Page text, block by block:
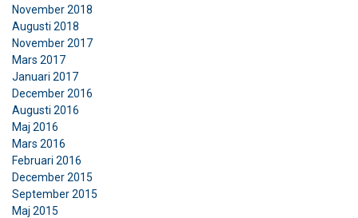
November 2018
Augusti 2018
November 2017
Mars 2017
Januari 2017
December 2016
Augusti 2016
Maj 2016
Mars 2016
Februari 2016
December 2015
September 2015
Maj 2015